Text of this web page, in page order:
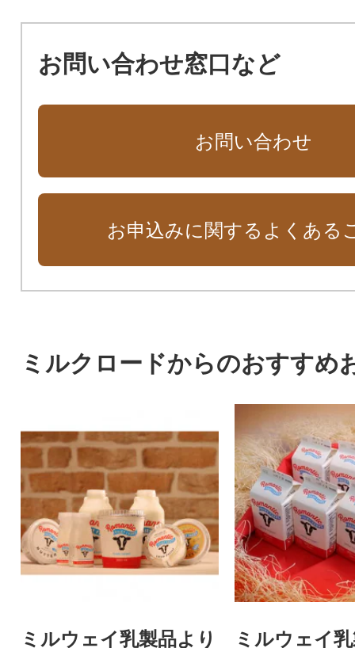
お問い合わせ窓口など
お問い合わせ
お申込みに関するよくある
ミルクロードからのおすすめ
ミルウェイ乳製品より ミルウェイ